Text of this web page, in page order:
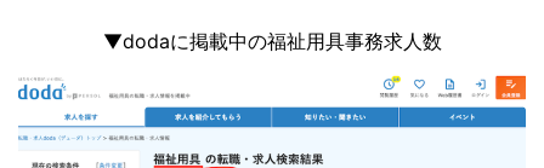
▼dodaに掲載中の福祉用具事務求人数